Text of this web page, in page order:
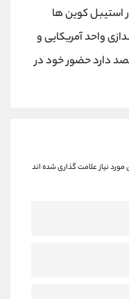
بازار استیبل کوین ها
واحد آمریکایی و
دارد حضور خود در
نیاز علامت گذاری شده اند